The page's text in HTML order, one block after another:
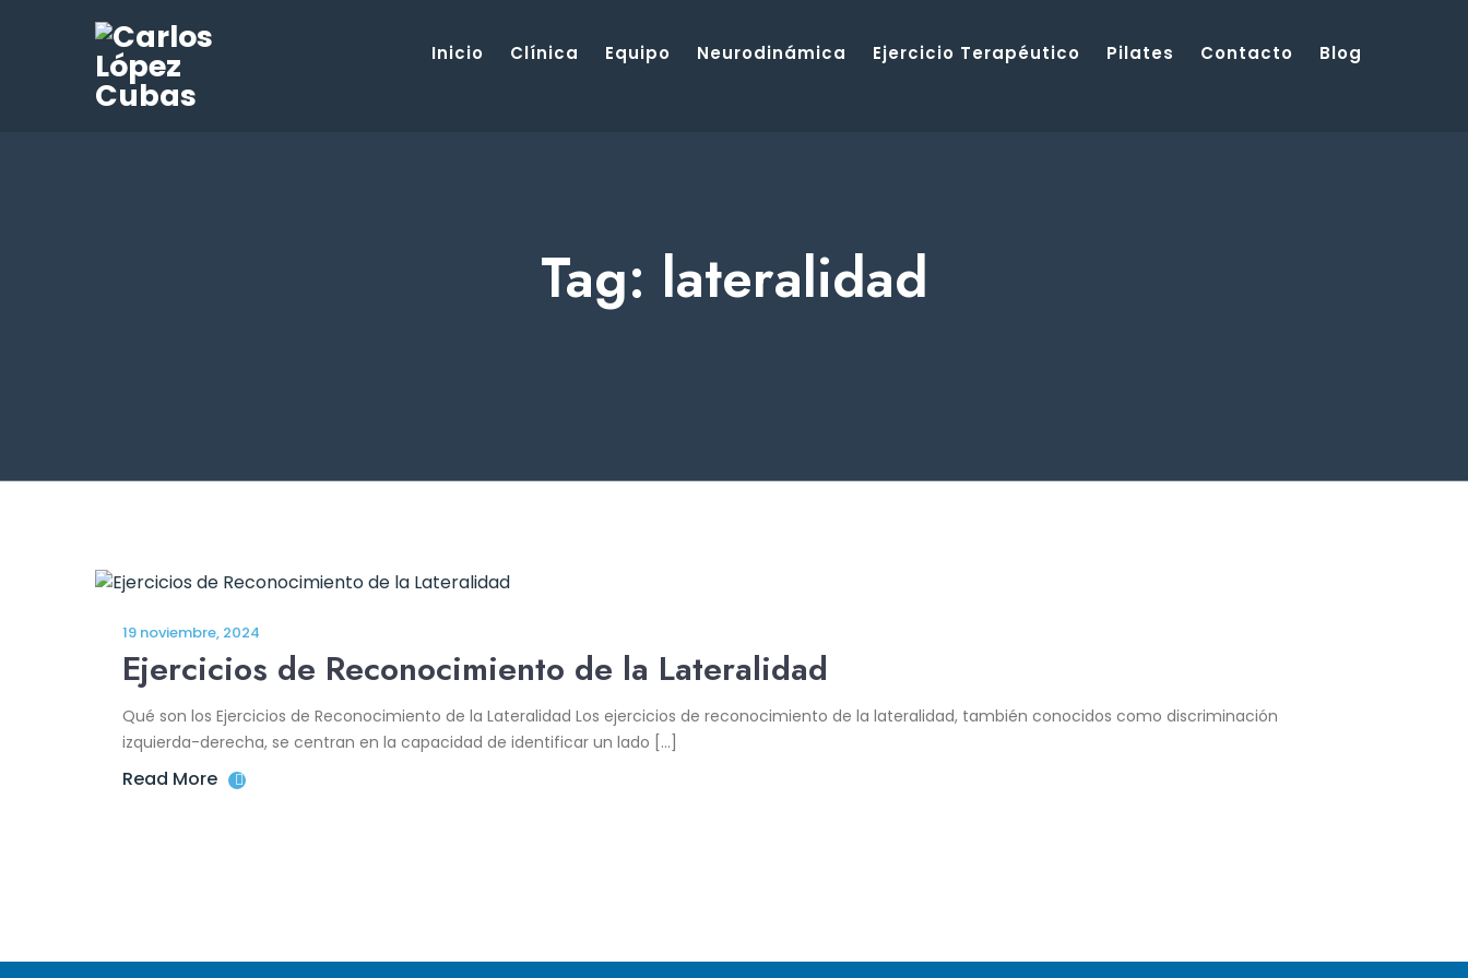
Inicio Clínica Equipo Neurodinámica Ejercicio Terapéutico Pilates Contacto Blog
Tag: lateralidad
19 noviembre, 2024
Ejercicios de Reconocimiento de la Lateralidad
Qué son los Ejercicios de Reconocimiento de la Lateralidad Los ejercicios de reconocimiento de la lateralidad, también conocidos como discriminación
izquierda-derecha, se centran en la capacidad de identificar un lado […]
Read More